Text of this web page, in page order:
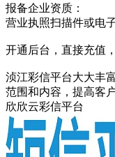
报备企业资质：
营业执照扫描件或电子
开通后台，直接充值
浈江彩信平台大大丰
范围和内容，提高客
欣欣云彩信平台